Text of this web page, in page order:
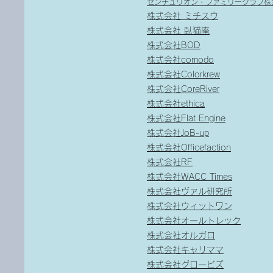
センチュリオン・ファミリークラブ株
株式会社 ミチスウ
株式会社 臥猫庵
株式会社BOD
株式会社comodo
株式会社Colorkrew
株式会社CoreRiver
株式会社ethica
株式会社Flat Engine
株式会社JoB-up
株式会社Officefaction
株式会社RF
株式会社WACC Times
株式会社ヴァル研究所
株式会社ウィットワン
株式会社オールトレック
株式会社オルガロ
株式会社キャリママ
株式会社グロービズ